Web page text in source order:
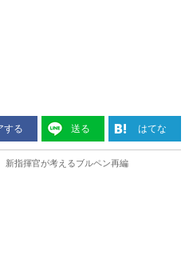
する 送る はてな
指揮官が考えるブルペン再編